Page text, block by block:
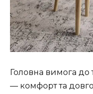
Головна вимога до
— комфорт та